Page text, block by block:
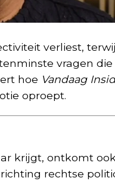
verliest,
vragen
hoe Vandaag
oproept.
krijgt, ontkomt
rechtse